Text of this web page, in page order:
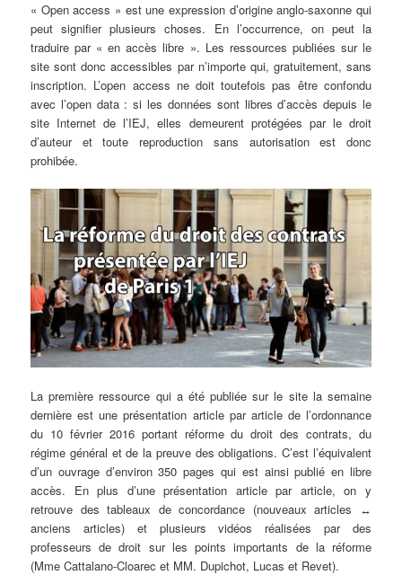
« Open access » est une expression d’origine anglo-saxonne qui
peut signifier plusieurs choses. En l’occurrence, on peut la
traduire par « en accès libre ». Les ressources publiées sur le
site sont donc accessibles par n’importe qui, gratuitement, sans
inscription. L’open access ne doit toutefois pas être confondu
avec l’open data : si les données sont libres d’accès depuis le
site Internet de l’IEJ, elles demeurent protégées par le droit
d’auteur et toute reproduction sans autorisation est donc
prohibée.
La première ressource qui a été publiée sur le site la semaine
dernière est une présentation article par article de l’ordonnance
du 10 février 2016 portant réforme du droit des contrats, du
régime général et de la preuve des obligations. C’est l’équivalent
d’un ouvrage d’environ 350 pages qui est ainsi publié en libre
accès. En plus d’une présentation article par article, on y
retrouve des tableaux de concordance (nouveaux articles ↔
anciens articles) et plusieurs vidéos réalisées par des
professeurs de droit sur les points importants de la réforme
(Mme Cattalano-Cloarec et MM. Dupichot, Lucas et Revet).